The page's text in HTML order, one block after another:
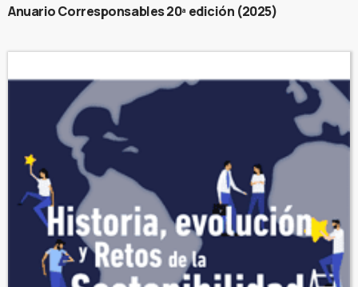
Anuario Corresponsables 20ª edición (2025)